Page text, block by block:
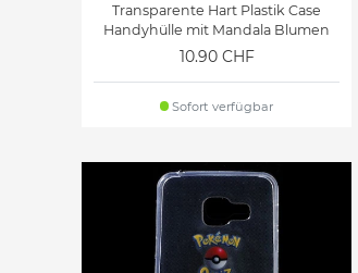
Transparente Hart Plastik Case
Handyhülle mit Mandala Blumen
10.90 CHF
Sofort verfügbar